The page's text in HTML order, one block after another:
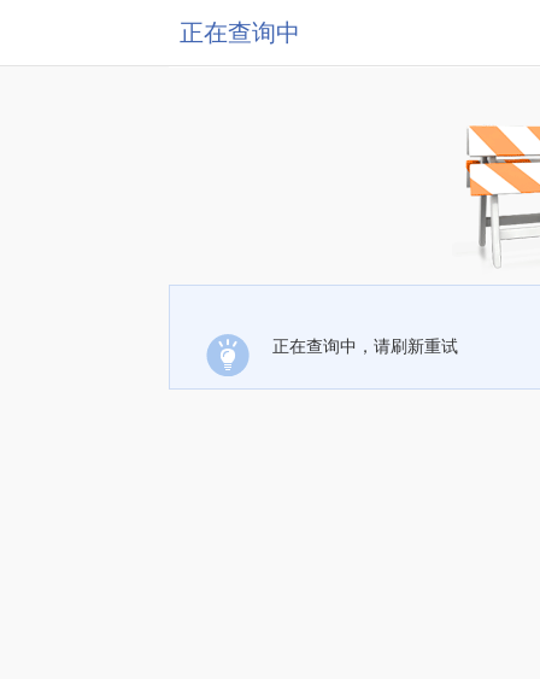
正在查询中
正在查询中，请刷新重试